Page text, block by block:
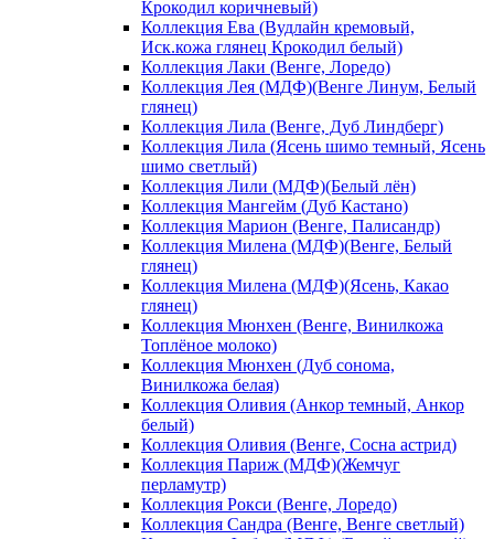
Крокодил коричневый)
Коллекция Ева (Вудлайн кремовый,
Иск.кожа глянец Крокодил белый)
Коллекция Лаки (Венге, Лоредо)
Коллекция Лея (МДФ)(Венге Линум, Белый
глянец)
Коллекция Лила (Венге, Дуб Линдберг)
Коллекция Лила (Ясень шимо темный, Ясень
шимо светлый)
Коллекция Лили (МДФ)(Белый лён)
Коллекция Мангейм (Дуб Кастано)
Коллекция Марион (Венге, Палисандр)
Коллекция Милена (МДФ)(Венге, Белый
глянец)
Коллекция Милена (МДФ)(Ясень, Какао
глянец)
Коллекция Мюнхен (Венге, Винилкожа
Топлёное молоко)
Коллекция Мюнхен (Дуб сонома,
Винилкожа белая)
Коллекция Оливия (Анкор темный, Анкор
белый)
Коллекция Оливия (Венге, Сосна астрид)
Коллекция Париж (МДФ)(Жемчуг
перламутр)
Коллекция Рокси (Венге, Лоредо)
Коллекция Сандра (Венге, Венге светлый)